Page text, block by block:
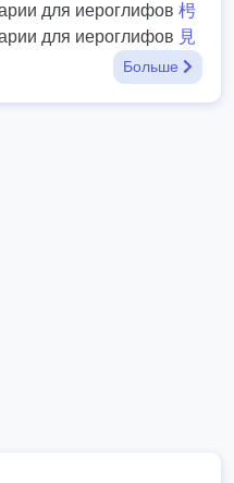
для иероглифов 枵
для иероглифов 見
Больше